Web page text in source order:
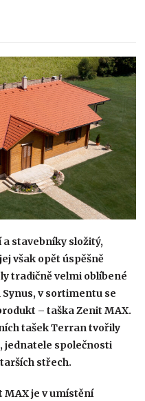
stavebníky složitý,
však opět úspěšně
tradičně velmi oblíbené
v sortimentu se
– taška Zenit MAX.
tašek Terran tvořily
jednatele společnosti
střech.
MAX je v umístění